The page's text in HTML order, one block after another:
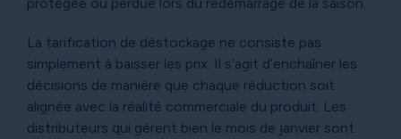
La tarification de déstockage ne consiste pas
simplement à baisser les prix. Il s’agit d’enchaîner les
décisions de manière que chaque réduction soit
alignée avec la réalité commerciale du produit. Les
distributeurs qui gèrent bien le mois de janvier sont